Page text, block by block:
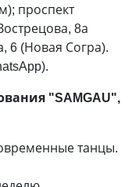
проспект
8а
6 (Новая Согра).
"SAMGAU",
танцы.